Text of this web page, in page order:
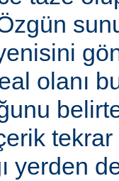
olanı
yerden